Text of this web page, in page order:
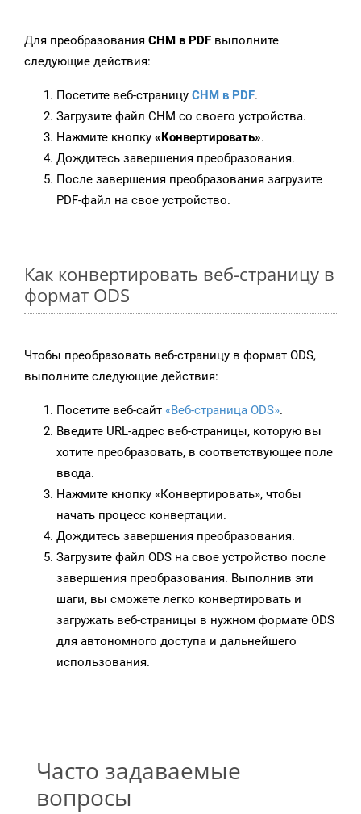
Для преобразования CHM в PDF выполните
следующие действия:
Посетите веб-страницу CHM в PDF.
Загрузите файл CHM со своего устройства.
Нажмите кнопку «Конвертировать».
Дождитесь завершения преобразования.
После завершения преобразования загрузите
PDF-файл на свое устройство.
Как конвертировать веб-страницу в
формат ODS
Чтобы преобразовать веб-страницу в формат ODS,
выполните следующие действия:
Посетите веб-сайт «Веб-страница ODS».
Введите URL-адрес веб-страницы, которую вы
хотите преобразовать, в соответствующее поле
ввода.
Нажмите кнопку «Конвертировать», чтобы
начать процесс конвертации.
Дождитесь завершения преобразования.
Загрузите файл ODS на свое устройство после
завершения преобразования. Выполнив эти
шаги, вы сможете легко конвертировать и
загружать веб-страницы в нужном формате ODS
для автономного доступа и дальнейшего
использования.
Часто задаваемые
вопросы